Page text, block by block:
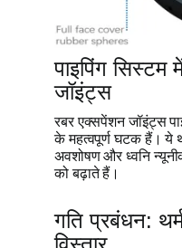
पाइपिंग
जॉइंट्स
रबर एक्सपेंशन जॉइंट्स
के महत्वपूर्ण घटक हैं। ये
अवशोषण और ध्वनि
को बढ़ाते हैं।
गति प्रबंधन: